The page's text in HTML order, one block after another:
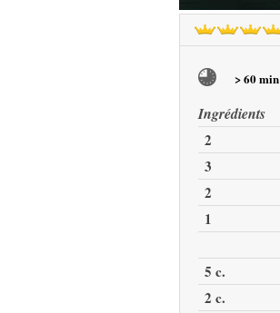
> 60 min
Ingrédients
2
3
2
1
5 c.
2 c.